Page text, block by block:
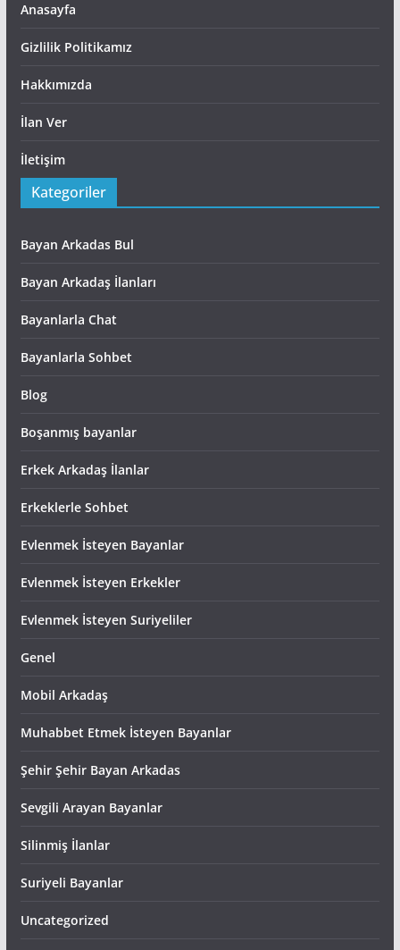
Anasayfa
Gizlilik Politikamız
Hakkımızda
İlan Ver
İletişim
Kategoriler
Bayan Arkadas Bul
Bayan Arkadaş İlanları
Bayanlarla Chat
Bayanlarla Sohbet
Blog
Boşanmış bayanlar
Erkek Arkadaş İlanlar
Erkeklerle Sohbet
Evlenmek İsteyen Bayanlar
Evlenmek İsteyen Erkekler
Evlenmek İsteyen Suriyeliler
Genel
Mobil Arkadaş
Muhabbet Etmek İsteyen Bayanlar
Şehir Şehir Bayan Arkadas
Sevgili Arayan Bayanlar
Silinmiş İlanlar
Suriyeli Bayanlar
Uncategorized